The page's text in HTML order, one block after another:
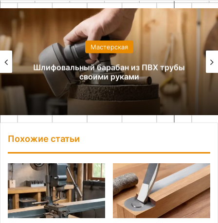
Мастерская
Шлифовальный барабан из ПВХ трубы
своими руками
Похожие статьи